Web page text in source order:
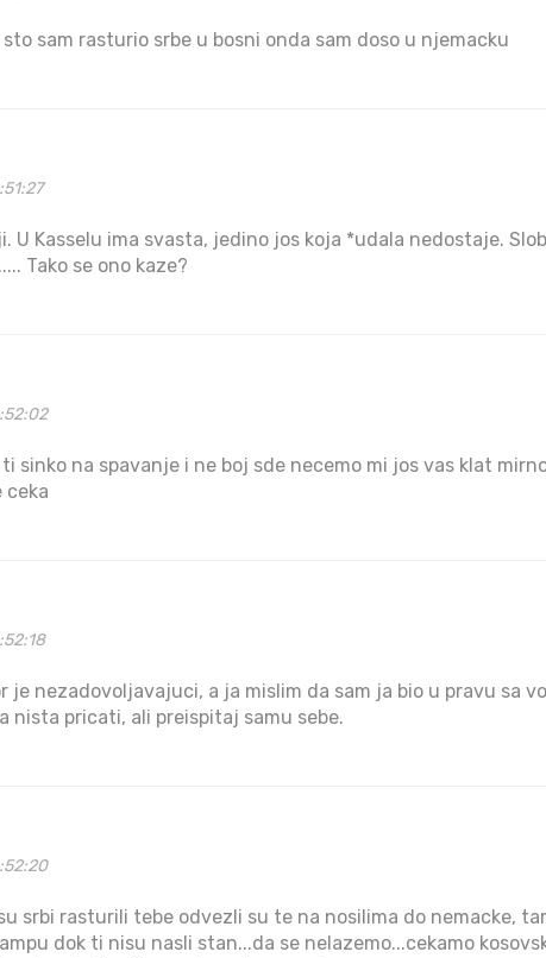
sam rasturio srbe u bosni onda sam doso u njemacku
U Kasselu ima svasta, jedino jos koja *udala nedostaje.
Tako se ono kaze?
sinko na spavanje i ne boj sde necemo mi jos vas klat
ceka
je nezadovoljavajuci, a ja mislim da sam ja bio u pravu sa
nista pricati, ali preispitaj samu sebe.
srbi rasturili tebe odvezli su te na nosilima do nemacke,
dok ti nisu nasli stan...da se nelazemo...cekamo